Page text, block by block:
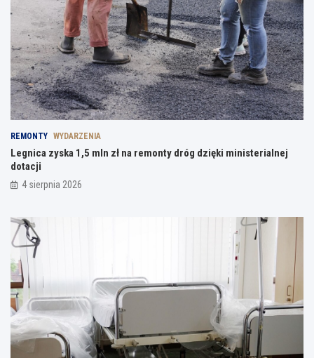
REMONTY WYDARZENIA
Legnica zyska 1,5 mln zł na remonty dróg dzięki ministerialnej
dotacji
4 sierpnia 2026